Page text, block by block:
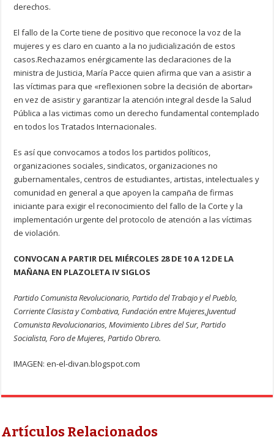
derechos.
El fallo de la Corte tiene de positivo que reconoce la voz de la
mujeres y es claro en cuanto a la no judicialización de estos
casos.Rechazamos enérgicamente las declaraciones de la
ministra de Justicia, María Pacce quien afirma que van a asistir a
las víctimas para que «reflexionen sobre la decisión de abortar»
en vez de asistir y garantizar la atención integral desde la Salud
Pública a las victimas como un derecho fundamental contemplado
en todos los Tratados Internacionales.
Es así que convocamos a todos los partidos políticos,
organizaciones sociales, sindicatos, organizaciones no
gubernamentales, centros de estudiantes, artistas, intelectuales y
comunidad en general a que apoyen la campaña de firmas
iniciante para exigir el reconocimiento del fallo de la Corte y la
implementación urgente del protocolo de atención a las víctimas
de violación.
CONVOCAN A PARTIR DEL MIÉRCOLES 28 DE 10 A 12 DE LA
MAÑANA EN PLAZOLETA IV SIGLOS
Partido Comunista Revolucionario, Partido del Trabajo y el Pueblo,
Corriente Clasista y Combativa, Fundación entre Mujeres,Juventud
Comunista Revolucionarios, Movimiento Libres del Sur, Partido
Socialista, Foro de Mujeres, Partido Obrero.
IMAGEN: en-el-divan.blogspot.com
Artículos Relacionados